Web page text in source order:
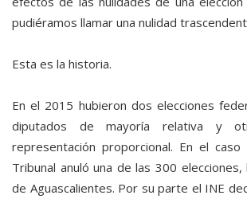
pudiéramos llamar una nulidad
Esta es la historia.
En el 2015 hubieron dos elecciones
diputados de mayoría relativa y
representación proporcional. En el
Tribunal anuló una de las 300
de Aguascalientes. Por su parte el INE